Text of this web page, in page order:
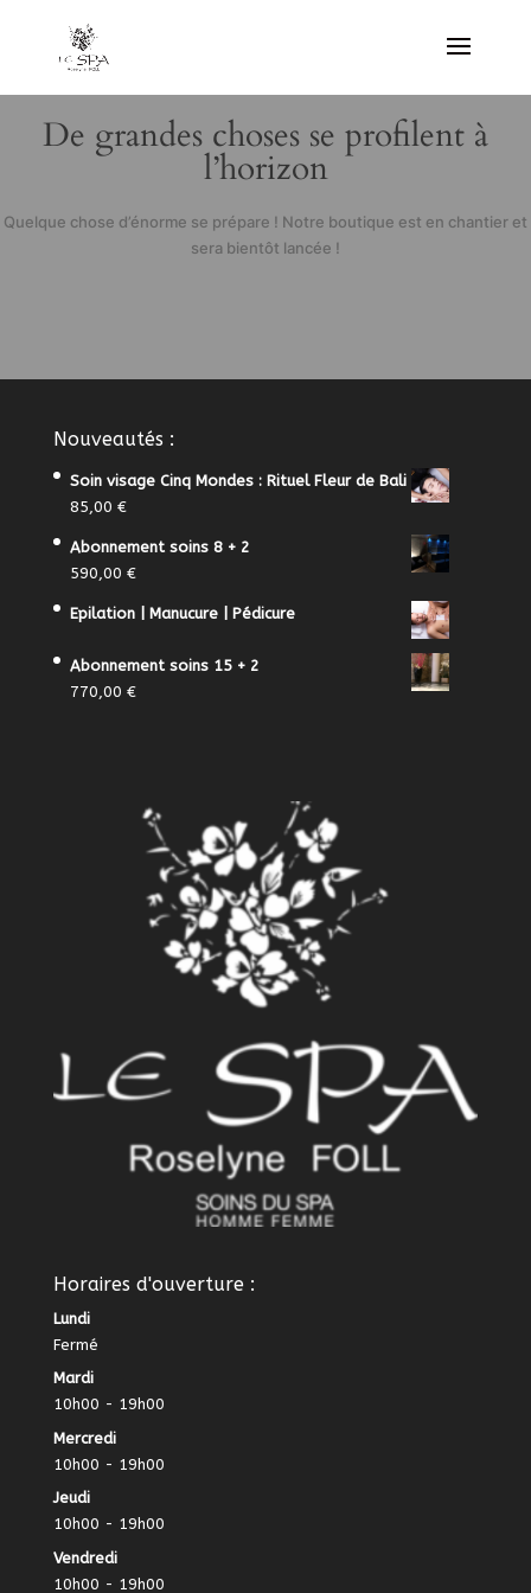
De grandes choses se profilent à
l’horizon
Quelque chose d’énorme se prépare ! Notre boutique est en chantier et
sera bientôt lancée !
Nouveautés :
Soin visage Cinq Mondes : Rituel Fleur de Bali
85,00 €
Abonnement soins 8 + 2
590,00 €
Epilation | Manucure | Pédicure
Abonnement soins 15 + 2
770,00 €
Horaires d'ouverture :
Lundi
Fermé
Mardi
10h00 - 19h00
Mercredi
10h00 - 19h00
Jeudi
10h00 - 19h00
Vendredi
10h00 - 19h00